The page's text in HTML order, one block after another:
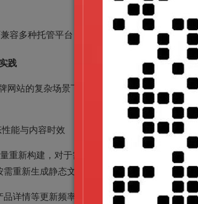
兼容多种托管平台，支持一键部署与灰度发布，
践
网站的复杂场景下，需要解决内容更新、动态
能与内容时效
重新构建，对于需要定期更新资讯、产品的品
重新生成静态文件，无需全量构建，用户访问
详情等更新频率中等的页面设置为 ISR 模式